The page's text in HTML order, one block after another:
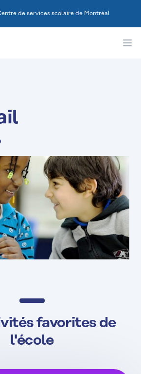
de services scolaire de Montréal
favorites de
l'école